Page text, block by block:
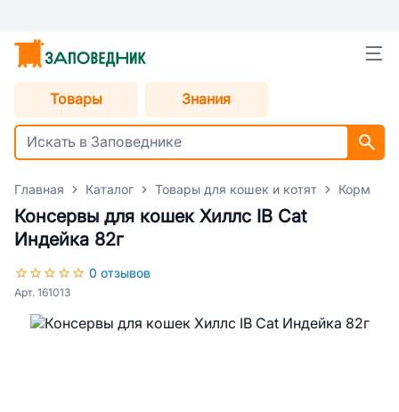
Товары Знания
Главная Каталог Товары для кошек и котят Корм
Консервы для кошек Хиллс IB Cat
Индейка 82г
0 отзывов
Арт. 161013